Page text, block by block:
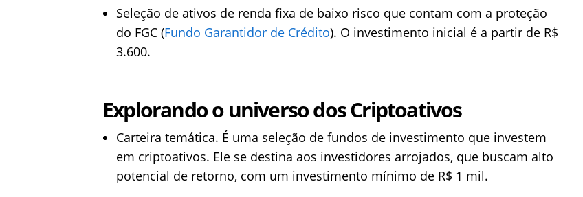
Seleção de ativos de renda fixa de baixo risco que contam com a proteção
do FGC (Fundo Garantidor de Crédito). O investimento inicial é a partir de R$
3.600.
Explorando o universo dos Criptoativos
Carteira temática. É uma seleção de fundos de investimento que investem
em criptoativos. Ele se destina aos investidores arrojados, que buscam alto
potencial de retorno, com um investimento mínimo de R$ 1 mil.